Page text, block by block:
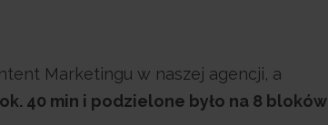
Marketingu w naszej agencji, a
40 min i podzielone było na 8 bloków